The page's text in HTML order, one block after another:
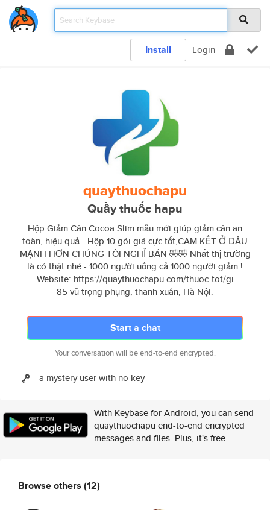
Install Login
quaythuochapu
Quầy thuốc hapu
Hộp Giảm Cân Cocoa Slim mẫu mới giúp giảm cân an
toàn, hiệu quả - Hộp 10 gói giá cực tốt,CAM KẾT Ở ĐÂU
MẠNH HƠN CHÚNG TÔI NGHỈ BÁN 🤣🤣 Nhất thị trường
là có thật nhé - 1000 người uống cả 1000 người giảm !
Website: https://quaythuochapu.com/thuoc-tot/gi
85 vũ trọng phụng, thanh xuân, Hà Nội.
Start a chat
Your conversation will be end-to-end encrypted.
a mystery user with no key
With Keybase for Android, you can send
quaythuochapu end-to-end encrypted
messages and files. Plus, it's free.
Browse others (12)